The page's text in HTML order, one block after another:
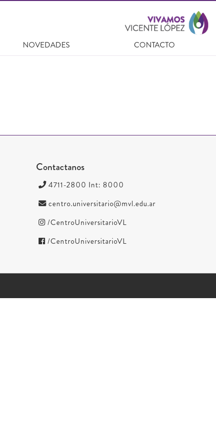
NOVEDADES CONTACTO
Contactanos
4711-2800 Int: 8000
centro.universitario@mvl.edu.ar
/CentroUniversitarioVL
/CentroUniversitarioVL